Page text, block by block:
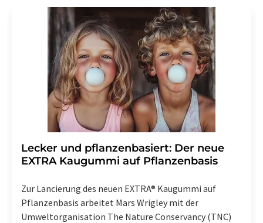
Lecker und pflanzenbasiert: Der neue
EXTRA Kaugummi auf Pflanzenbasis
Zur Lancierung des neuen EXTRA® Kaugummi auf
Pflanzenbasis arbeitet Mars Wrigley mit der
Umweltorganisation The Nature Conservancy (TNC)